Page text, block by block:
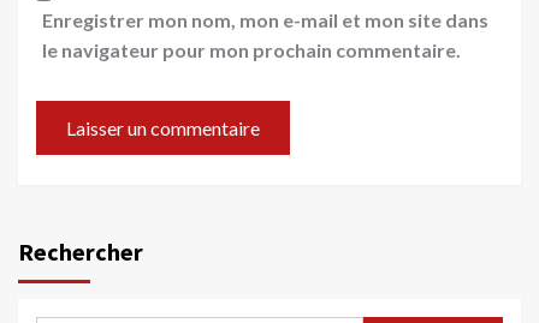
Enregistrer mon nom, mon e-mail et mon site dans
le navigateur pour mon prochain commentaire.
Rechercher